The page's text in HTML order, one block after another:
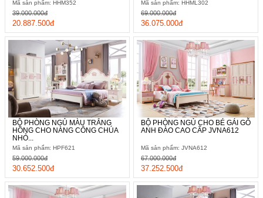
Mã sản phẩm: HHM352
20.887.500đ
39.000.000đ
Mã sản phẩm: HHML302
36.075.000đ
69.000.000đ
BỘ PHÒNG NGỦ MÀU TRẮNG
HỒNG CHO NÀNG CÔNG CHÚA
NHỎ...
Mã sản phẩm: HPF621
30.652.500đ
59.000.000đ
BỘ PHÒNG NGỦ CHO BÉ GÁI GỖ
ANH ĐÀO CAO CẤP JVNA612
Mã sản phẩm: JVNA612
37.252.500đ
67.000.000đ